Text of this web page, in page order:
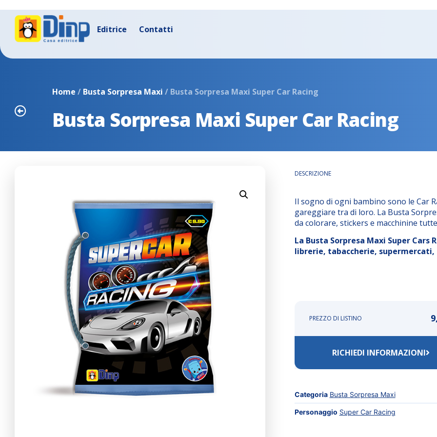
Editrice Contatti
Home / Busta Sorpresa Maxi / Busta Sorpresa Maxi Super Car Racing
Busta Sorpresa Maxi Super Car Racing
DESCRIZIONE
Il sogno di ogni bambino sono le Car
gareggiare tra di loro. La Busta
da colorare, stickers e macchinine
La Busta Sorpresa Maxi Super
librerie, tabaccherie,
PREZZO DI LISTINO
RICHIEDI INFORMAZIONI
Categoria Busta Sorpresa Maxi
Personaggio Super Car Racing